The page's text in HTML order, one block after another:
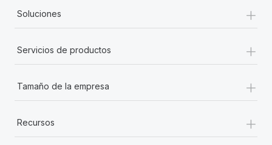
Soluciones +
Servicios de productos +
Tamaño de la empresa +
Recursos +